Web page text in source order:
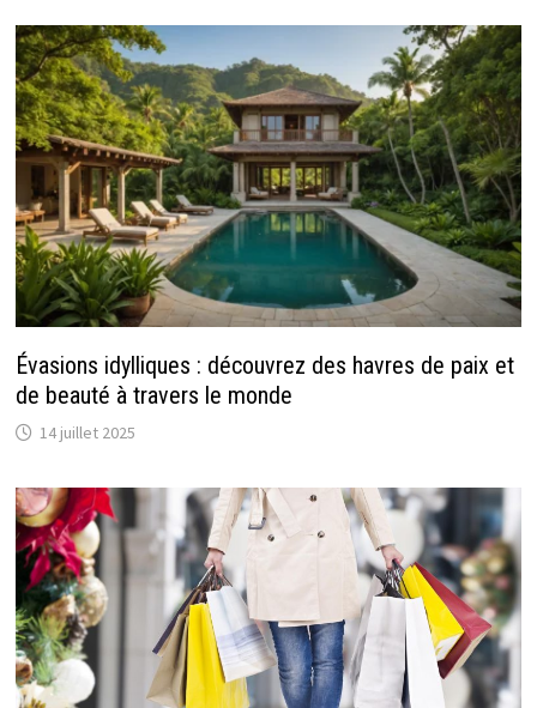
Évasions idylliques : découvrez des havres de paix et
de beauté à travers le monde
14 juillet 2025